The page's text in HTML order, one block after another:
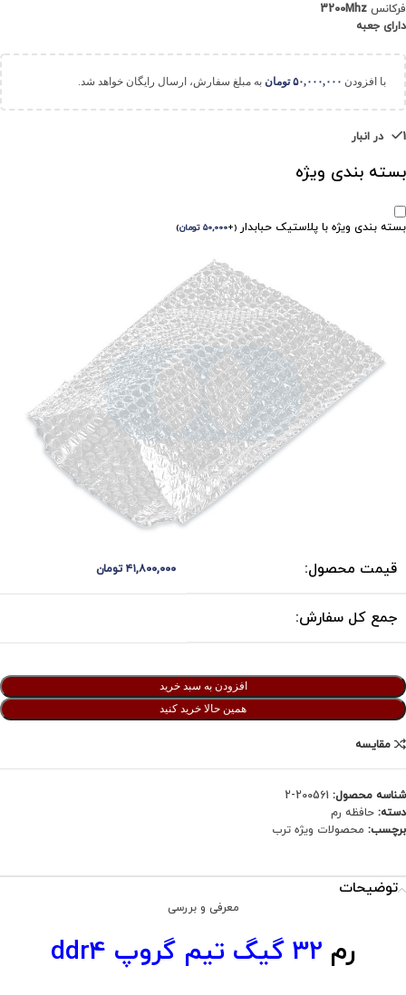
فرکانس 3200Mhz
دارای جعبه
با افزودن ۵۰,۰۰۰,۰۰۰ تومان به مبلغ سفارش، ارسال رایگان خواهد شد.
1 در انبار
بسته بندی ویژه
بسته بندی ویژه با پلاستیک حبابدار (
+۵۰,۰۰۰ تومان)
قیمت محصول: ۴۱,۸۰۰,۰۰۰ تومان
جمع کل سفارش:
افزودن به سبد خرید
همین حالا خرید کنید
مقایسه
شناسه محصول: 200561-2
دسته: حافظه رم
برچسب: محصولات ویژه ترب
توضیحات
معرفی و بررسی
رم 32 گیگ تیم گروپ ddr4